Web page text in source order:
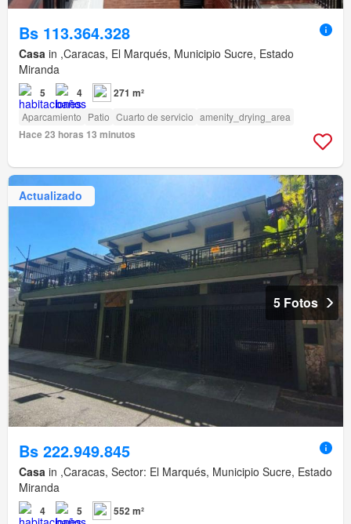
Bs 113.364.328
Casa in ,Caracas, El Marqués, Municipio Sucre, Estado
Miranda
5 4 271 m²
Aparcamiento Patio Cuarto de servicio amenity_drying_area
Hace 23 horas 13 minutos
Actualizado
5 Fotos
Bs 222.949.845
Casa in ,Caracas, Sector: El Marqués, Municipio Sucre, Estado
Miranda
4 5 552 m²